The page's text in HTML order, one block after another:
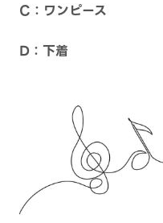
C：ワンピース
D：下着